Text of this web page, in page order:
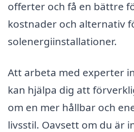
offerter och få en bättre
kostnader och alternativ
solenergiinstallationer.
Att arbeta med experter
kan hjälpa dig att
om en mer hållbar och
livsstil. Oavsett om du är